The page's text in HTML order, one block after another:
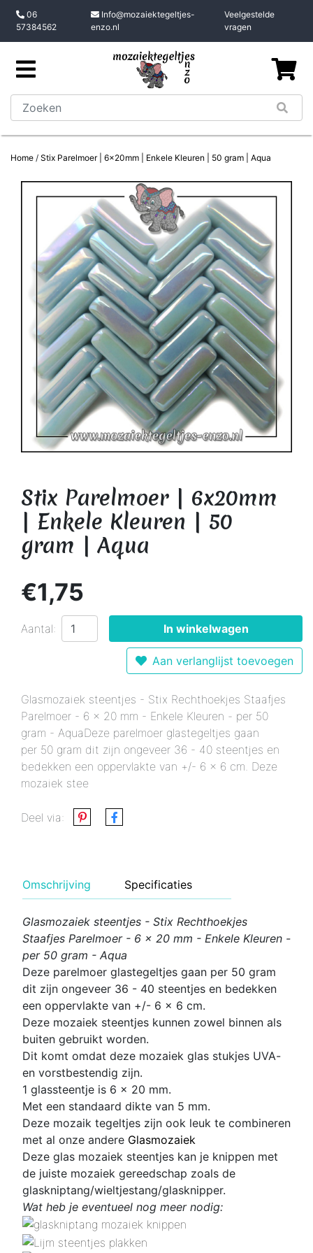
06
57384562
Info@mozaiektegeltjes-
enzo.nl
Veelgestelde
vragen
Home / Stix Parelmoer | 6x20mm | Enkele Kleuren | 50 gram | Aqua
Stix Parelmoer | 6x20mm
| Enkele Kleuren | 50
gram | Aqua
€1,75
Aantal: In winkelwagen
Aan verlanglijst toevoegen
Glasmozaiek steentjes - Stix Rechthoekjes Staafjes
Parelmoer - 6 x 20 mm - Enkele Kleuren - per 50
gram - AquaDeze parelmoer glastegeltjes gaan
per 50 gram dit zijn ongeveer 36 - 40 steentjes en
bedekken een oppervlakte van +/- 6 x 6 cm. Deze
mozaiek stee
Deel via:
Omschrijving Specificaties
Glasmozaiek steentjes - Stix Rechthoekjes
Staafjes Parelmoer - 6 x 20 mm - Enkele Kleuren -
per 50 gram - Aqua
Deze parelmoer glastegeltjes gaan per 50 gram
dit zijn ongeveer 36 - 40 steentjes en bedekken
een oppervlakte van +/- 6 x 6 cm.
Deze mozaiek steentjes kunnen zowel binnen als
buiten gebruikt worden.
Dit komt omdat deze mozaiek glas stukjes UVA-
en vorstbestendig zijn.
1 glassteentje is 6 x 20 mm.
Met een standaard dikte van 5 mm.
Deze mozaik tegeltjes zijn ook leuk te combineren
met al onze andere Glasmozaiek
Deze glas mozaiek steentjes kan je knippen met
de juiste mozaiek gereedschap zoals de
glaskniptang/wieltjestang/glasknipper.
Wat heb je eventueel nog meer nodig: